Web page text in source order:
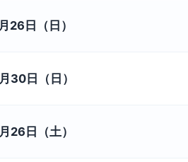
26日（日）
30日（日）
26日（土）